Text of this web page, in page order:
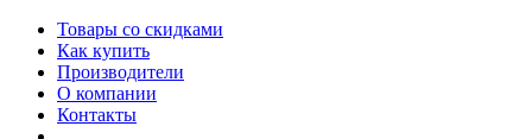
Товары со скидками
Как купить
Производители
О компании
Контакты